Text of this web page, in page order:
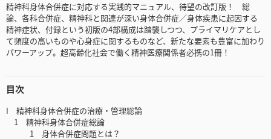
精神科身体合併症に対応する実践的マニュアル、待望の改訂版！ 総
論、各科合併症、精神科と関連が深い身体合併症／身体疾患に起因する
精神症状、付録という初版の4部構成は踏襲しつつ、プライマリケアとし
て頻度の高いものや心身症に関するものなど、新たな要素も豊富に加わり
パワーアップ。超高齢化社会で働く精神医療関係者必携の1冊！
目次
I 精神科身体合併症の治療・管理総論
1 精神科身体合併症総論
1 身体合併症問題とは？